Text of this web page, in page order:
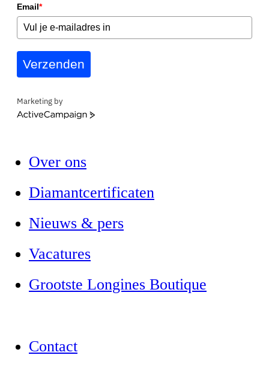
Email*
Verzenden
Marketing by
ActiveCampaign
Over ons
Diamantcertificaten
Nieuws & pers
Vacatures
Grootste Longines Boutique
Contact